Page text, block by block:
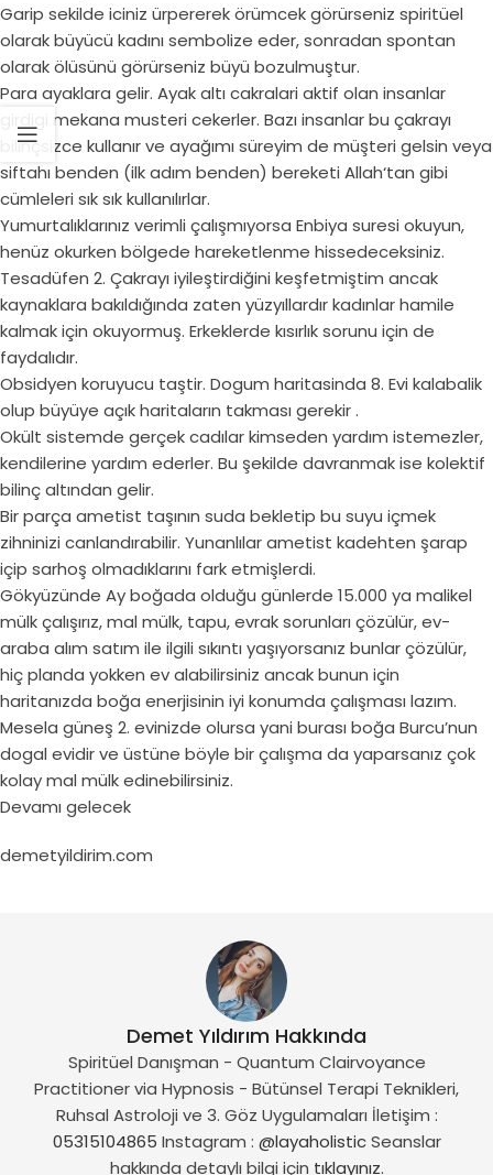
Garip sekilde iciniz ürpererek örümcek görürseniz spiritüel
olarak büyücü kadını sembolize eder, sonradan spontan
olarak ölüsünü görürseniz büyü bozulmuştur.
Para ayaklara gelir. Ayak altı cakralari aktif olan insanlar
girdigi mekana musteri cekerler. Bazı insanlar bu çakrayı
bilinçsizce kullanır ve ayağımı süreyim de müşteri gelsin veya
siftahı benden (ilk adım benden) bereketi Allah‘tan gibi
cümleleri sık sık kullanılırlar.
Yumurtalıklarınız verimli çalışmıyorsa Enbiya suresi okuyun,
henüz okurken bölgede hareketlenme hissedeceksiniz.
Tesadüfen 2. Çakrayı iyileştirdiğini keşfetmiştim ancak
kaynaklara bakıldığında zaten yüzyıllardır kadınlar hamile
kalmak için okuyormuş. Erkeklerde kısırlık sorunu için de
faydalıdır.
Obsidyen koruyucu taştir. Dogum haritasinda 8. Evi kalabalik
olup büyüye açık haritaların takması gerekir .
Okült sistemde gerçek cadılar kimseden yardım istemezler,
kendilerine yardım ederler. Bu şekilde davranmak ise kolektif
bilinç altından gelir.
Bir parça ametist taşının suda bekletip bu suyu içmek
zihninizi canlandırabilir. Yunanlılar ametist kadehten şarap
içip sarhoş olmadıklarını fark etmişlerdi.
Gökyüzünde Ay boğada olduğu günlerde 15.000 ya malikel
mülk çalışırız, mal mülk, tapu, evrak sorunları çözülür, ev-
araba alım satım ile ilgili sıkıntı yaşıyorsanız bunlar çözülür,
hiç planda yokken ev alabilirsiniz ancak bunun için
haritanızda boğa enerjisinin iyi konumda çalışması lazım.
Mesela güneş 2. evinizde olursa yani burası boğa Burcu’nun
dogal evidir ve üstüne böyle bir çalışma da yaparsanız çok
kolay mal mülk edinebilirsiniz.
Devamı gelecek
demetyildirim.com
Demet Yıldırım Hakkında
Spiritüel Danışman - Quantum Clairvoyance
Practitioner via Hypnosis - Bütünsel Terapi Teknikleri,
Ruhsal Astroloji ve 3. Göz Uygulamaları İletişim :
05315104865 Instagram : @layaholisticSeanslar
hakkında detaylı bilgi için tıklayınız.